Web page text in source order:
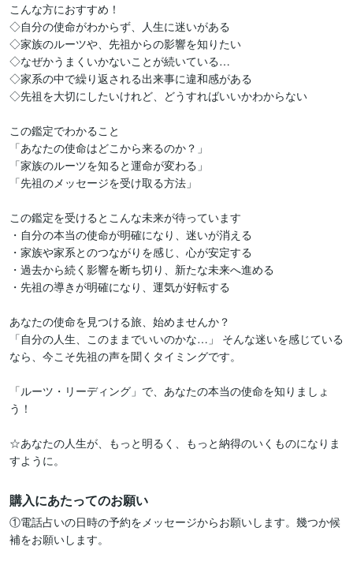
こんな方におすすめ！
◇自分の使命がわからず、人生に迷いがある
◇家族のルーツや、先祖からの影響を知りたい
◇なぜかうまくいかないことが続いている…
◇家系の中で繰り返される出来事に違和感がある
◇先祖を大切にしたいけれど、どうすればいいかわからない
この鑑定でわかること
「あなたの使命はどこから来るのか？」
「家族のルーツを知ると運命が変わる」
「先祖のメッセージを受け取る方法」
この鑑定を受けるとこんな未来が待っています
・自分の本当の使命が明確になり、迷いが消える
・家族や家系とのつながりを感じ、心が安定する
・過去から続く影響を断ち切り、新たな未来へ進める
・先祖の導きが明確になり、運気が好転する
あなたの使命を見つける旅、始めませんか？
「自分の人生、このままでいいのかな…」 そんな迷いを感じている
なら、今こそ先祖の声を聞くタイミングです。
「ルーツ・リーディング」で、あなたの本当の使命を知りましょ
う！
☆あなたの人生が、もっと明るく、もっと納得のいくものになりま
すように。
購入にあたってのお願い
①電話占いの日時の予約をメッセージからお願いします。幾つか候
補をお願いします。